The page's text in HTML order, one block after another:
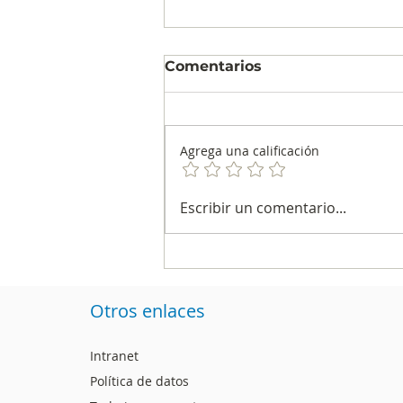
¿Quién será el alcalde de
Pasto
Comentarios
Agrega una calificación
Escribir un comentario...
Otros enlaces
Intranet
Política de datos